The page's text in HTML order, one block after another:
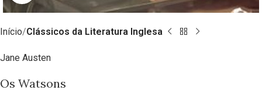
Início Clássicos da Literatura Inglesa
Jane Austen
Os Watsons